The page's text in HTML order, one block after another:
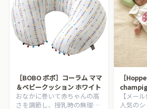
［BOBO ボボ］コーラム ママ
＆ベビークッション ホワイト
おなかに巻いて赤ちゃんの高
さを調節し、授乳時の無理な
［
ン) ふ
ゼスリ
【メー
人気の